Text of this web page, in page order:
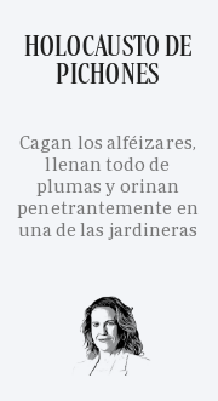
HOLOCAUSTO DE
PICHONES
Cagan los alféizares,
llenan todo de
plumas y orinan
penetrantemente en
una de las jardineras